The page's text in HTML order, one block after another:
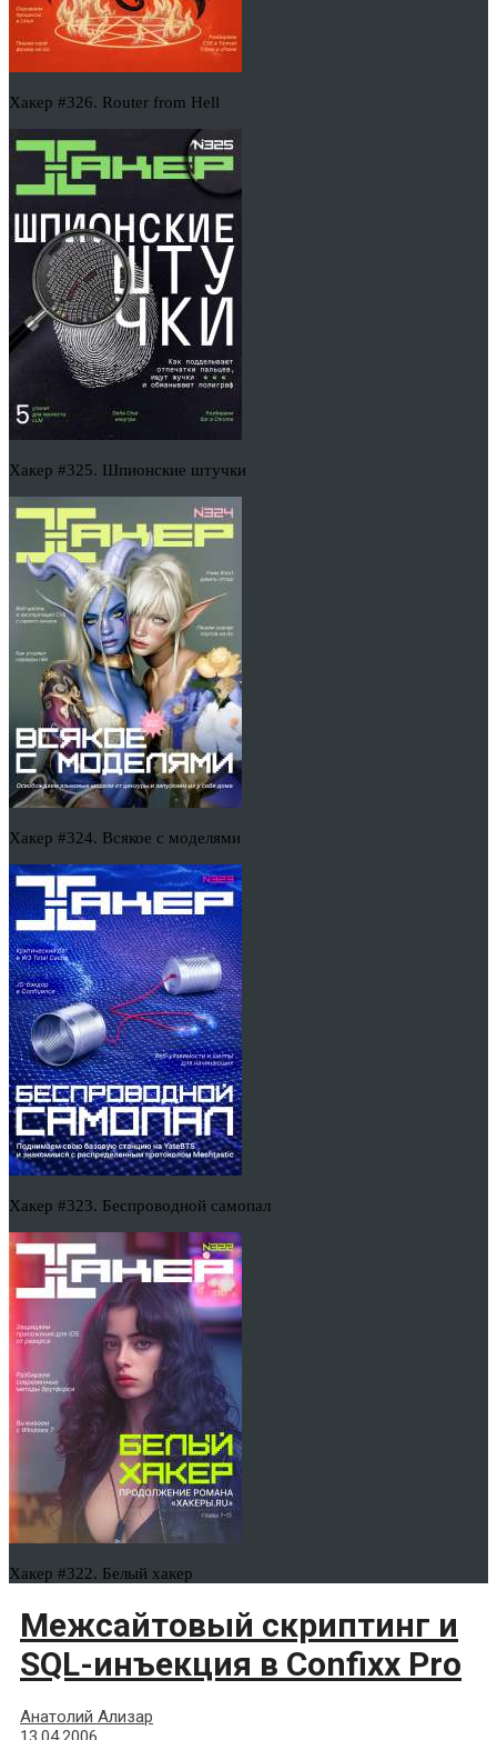
Хакер #326. Router from Hell
Хакер #325. Шпионские штучки
Хакер #324. Всякое с моделями
Хакер #323. Беспроводной самопал
Хакер #322. Белый хакер
Межсайтовый скриптинг и
SQL-инъекция в Confixx Pro
Анатолий Ализар